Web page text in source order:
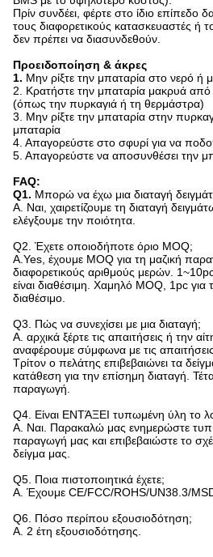
Πρίν συνδέει, φέρτε στο ίδιο
τους διαφορετικούς κατασκευαστές ή
δεν πρέπει να διασυνδεθούν.
Προειδοποίηση & άκρες
1. Μην ρίξτε την μπαταρία στο νερό ή
2. Κρατήστε την μπαταρία μακρυά
(όπως την πυρκαγιά ή τη θερμάστρα)
3. Μην ρίξτε την μπαταρία στην
μπαταρία
4. Απαγορεύστε στο σφυρί για να
5. Απαγορεύστε να αποσυνθέσει την
FAQ:
Q1. Μπορώ να έχω μια διαταγή
Α. Ναι, χαιρετίζουμε τη διαταγή
ελέγξουμε την ποιότητα.
Q2. Έχετε οποιοδήποτε όριο MOQ;
A.Yes, έχουμε MOQ για τη μαζική
διαφορετικούς αριθμούς μερών.
είναι διαθέσιμη. Χαμηλό MOQ, 1pc για
διαθέσιμο.
Q3. Πώς να συνεχίσει με μια διαταγή;
Α. αρχικά ξέρτε τις απαιτήσεις ή την
αναφέρουμε σύμφωνα με τις
Τρίτον ο πελάτης επιβεβαιώνει τα
κατάθεση για την επίσημη διαταγή.
παραγωγή.
Q4. Είναι ΕΝΤΆΞΕΙ τυπωμένη ύλη το
Α. Ναι. Παρακαλώ μας ενημερώστε
παραγωγή μας και επιβεβαιώστε το
δείγμα μας.
Q5. Ποια πιστοποιητικά έχετε;
Α. Έχουμε CE/FCC/ROHS/UN38.3/
Q6. Πόσο περίπου εξουσιοδότηση;
Α. 2 έτη εξουσιοδότησης.